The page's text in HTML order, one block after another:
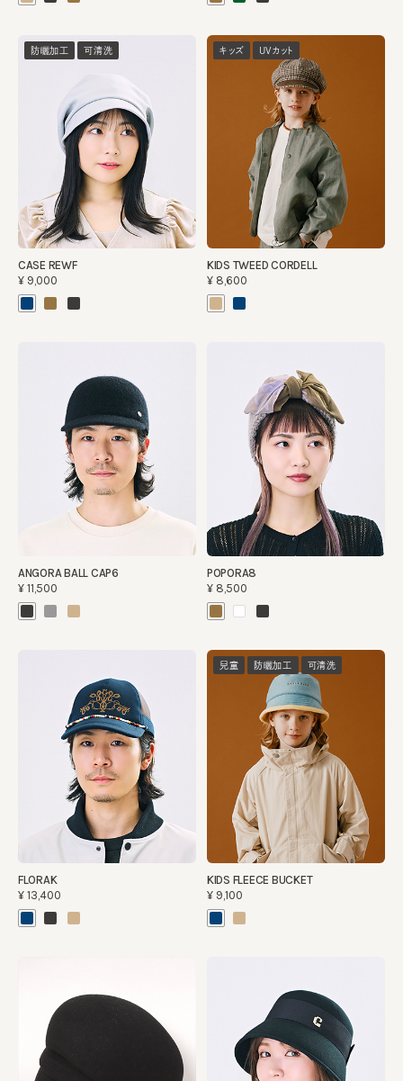
防曬加工 可清洗
CASE REWF
¥9,000
キッズ UVカット
KIDS TWEED CORDELL
¥8,600
ANGORA BALL CAP6
¥11,500
POPORA8
¥8,500
FLORAK
¥13,400
兒童 防曬加工 可清洗
KIDS FLEECE BUCKET
¥9,100